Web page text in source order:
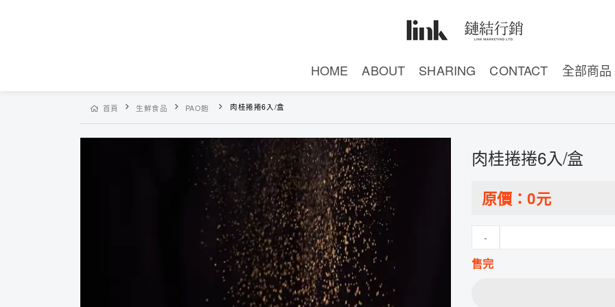
HOME ABOUT SHARING CONTACT 全部商品
首頁 生鮮食品 PAO麭 肉桂捲捲6入/盒
肉桂捲捲6入/盒
原價：0元
-
售完